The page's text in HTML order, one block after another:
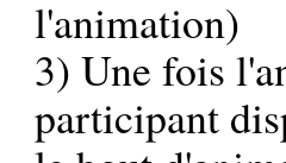
l'animation)
3) Une fois
participant